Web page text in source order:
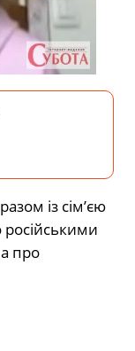
із сім’єю
про